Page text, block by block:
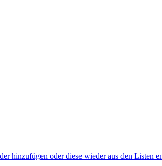
hinzufügen oder diese wieder aus den Listen